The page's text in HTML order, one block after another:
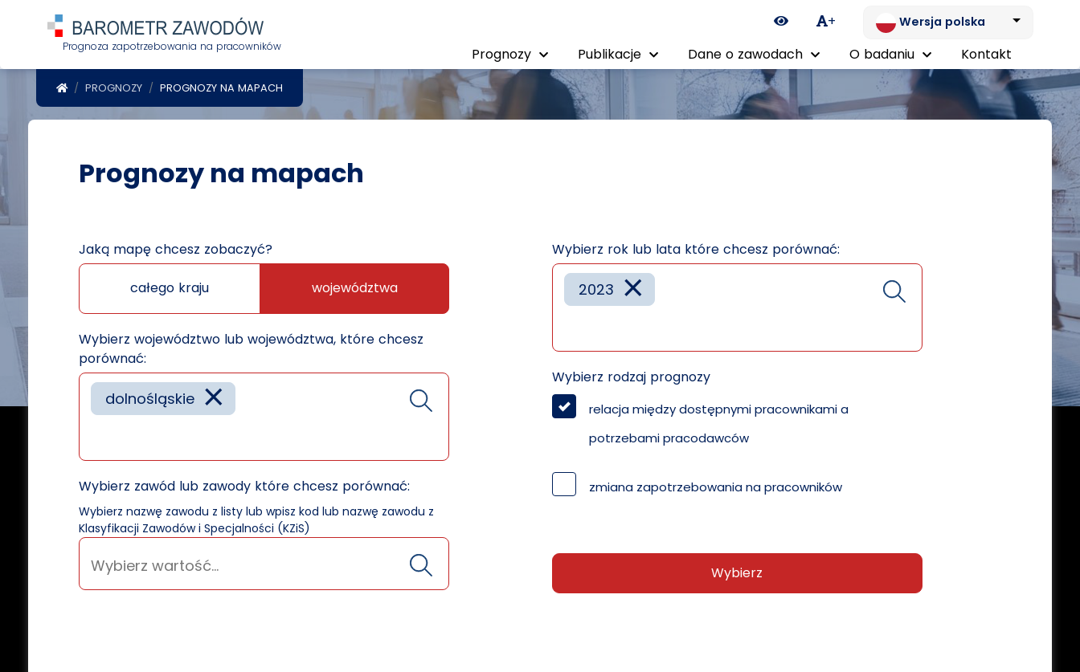
Prognoza zapotrzebowania na pracowników
Ikona zmiany kontrastu
+ Wersja polska
Prognozy Publikacje Dane o zawodach O badaniu Kontakt
POWRÓT DO STRONY GŁÓWNEJ
PROGNOZY PROGNOZY NA MAPACH
Prognozy na mapach
Jaką mapę chcesz zobaczyć?
całego kraju województwa
Wybierz województwo lub województwa, które chcesz
porównać:
×
dolnośląskie
Wybierz zawód lub zawody które chcesz porównać:
Wybierz nazwę zawodu z listy lub wpisz kod lub nazwę zawodu z
Klasyfikacji Zawodów i Specjalności (KZiS)
Wybierz rok lub lata które chcesz porównać:
×
2023
Wybierz rodzaj prognozy
relacja między dostępnymi pracownikami a
potrzebami pracodawców
zmiana zapotrzebowania na pracowników
Wybierz